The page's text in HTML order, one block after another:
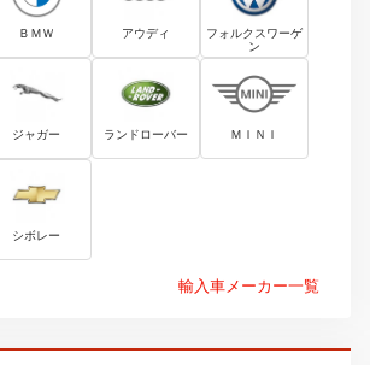
ＢＭＷ アウディ
フォルクスワーゲ
ン
ジャガー ランドローバー ＭＩＮＩ
シボレー
輸入車メーカー一覧